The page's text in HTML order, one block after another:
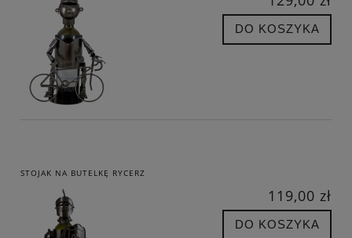
DO KOSZYKA
STOJAK NA BUTELKĘ RYCERZ
119,00 zł
DO KOSZYKA